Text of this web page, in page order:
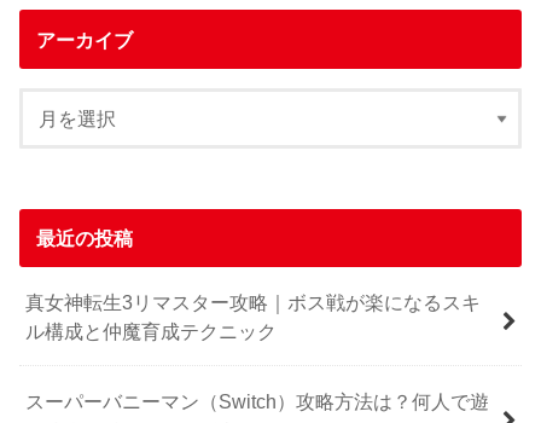
アーカイブ
最近の投稿
真女神転生3リマスター攻略｜ボス戦が楽になるスキ
ル構成と仲魔育成テクニック
スーパーバニーマン（Switch）攻略方法は？何人で遊